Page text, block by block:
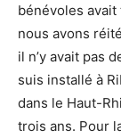
bénévoles avait
nous avons
il n’y avait pas
suis installé à
dans le Haut-
trois ans. Pour